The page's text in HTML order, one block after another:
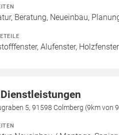
Beratung, Neueinbau,
Alufenster, Holzfenster
Dienstleistungen
5, 91598 Colmberg (9km von